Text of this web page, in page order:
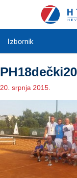
Izbornik
20. srpnja 2015.